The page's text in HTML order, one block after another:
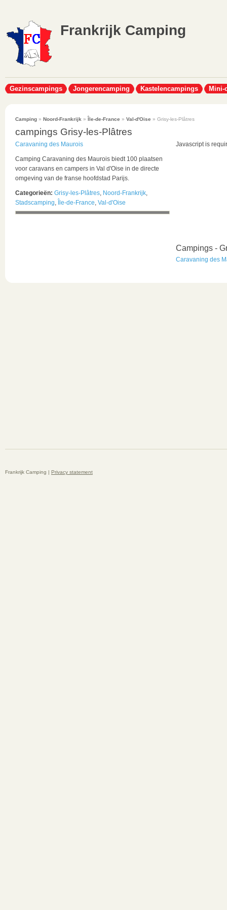
Frankrijk Camping
Gezinscampings Jongerencamping Kastelencampings Mini-
Camping » Noord-Frankrijk » Île-de-France » Val-d'Oise » Grisy-les-Plâtres
campings Grisy-les-Plâtres
Caravaning des Maurois
Camping Caravaning des Maurois biedt 100 plaatsen
voor caravans en campers in Val d'Oise in de directe
omgeving van de franse hoofdstad Parijs.
Categorieën: Grisy-les-Plâtres, Noord-Frankrijk,
Stadscamping, Île-de-France, Val-d'Oise
Javascript is
Campings -
Caravaning des
Frankrijk Camping | Privacy statement